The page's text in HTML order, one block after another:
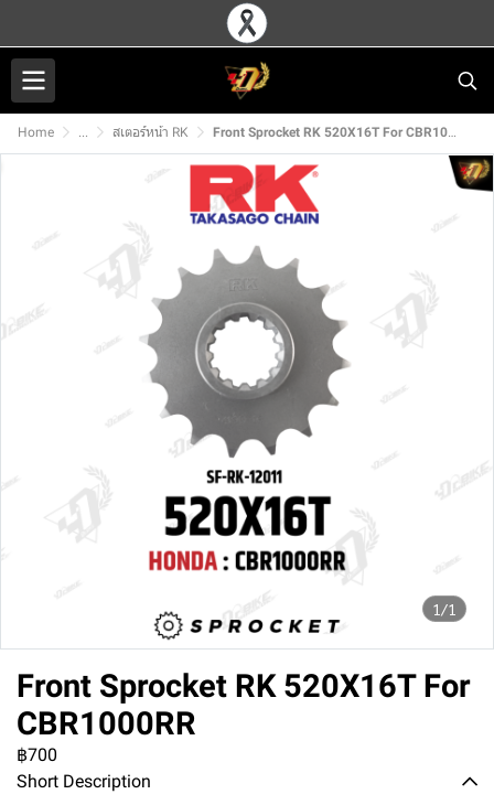
Home ... สเตอร์หน้า RK Front Sprocket RK 520X16T For CBR1000RR
1/1
Front Sprocket RK 520X16T For
CBR1000RR
฿700
Short Description